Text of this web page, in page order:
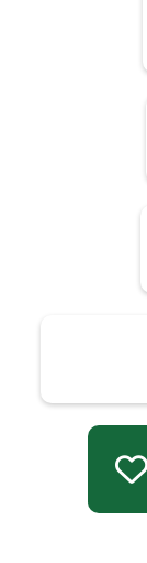
Fino a €
Da €
Da €
Da €
Da €